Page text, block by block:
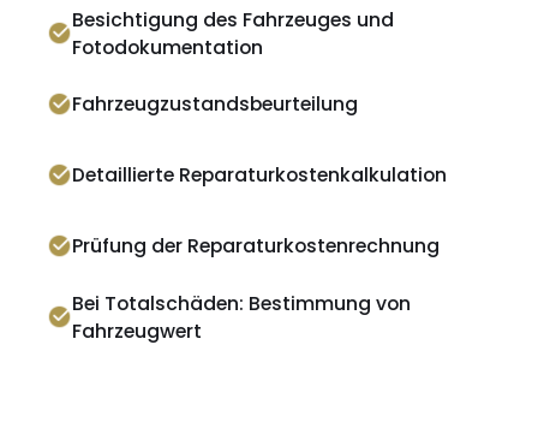
Besichtigung des Fahrzeuges und
Fotodokumentation
Fahrzeugzustandsbeurteilung
Detaillierte Reparaturkostenkalkulation
Prüfung der Reparaturkostenrechnung
Bei Totalschäden: Bestimmung von
Fahrzeugwert